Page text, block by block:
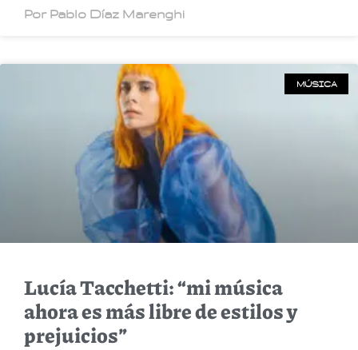
Por Pablo Díaz Marenghi
MÚSICA
Lucía Tacchetti: “mi música
ahora es más libre de estilos y
prejuicios”